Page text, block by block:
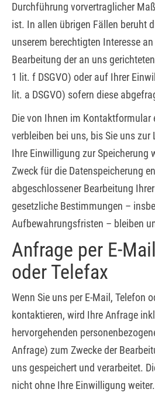
Durchführung vorvertraglicher
ist. In allen übrigen Fällen beruht
unserem berechtigten Interesse
Bearbeitung der an uns
1 lit. f DSGVO) oder auf Ihrer
lit. a DSGVO) sofern diese
Die von Ihnen im Kontaktformular
verbleiben bei uns, bis Sie uns
Ihre Einwilligung zur Speicherung
Zweck für die Datenspeicherung
abgeschlossener Bearbeitung
gesetzliche Bestimmungen –
Aufbewahrungsfristen – bleiben
Anfrage per E-
oder Telefax
Wenn Sie uns per E-Mail, Telefon
kontaktieren, wird Ihre Anfrage
hervorgehenden
Anfrage) zum Zwecke der
uns gespeichert und verarbeitet.
nicht ohne Ihre Einwilligung weiter.